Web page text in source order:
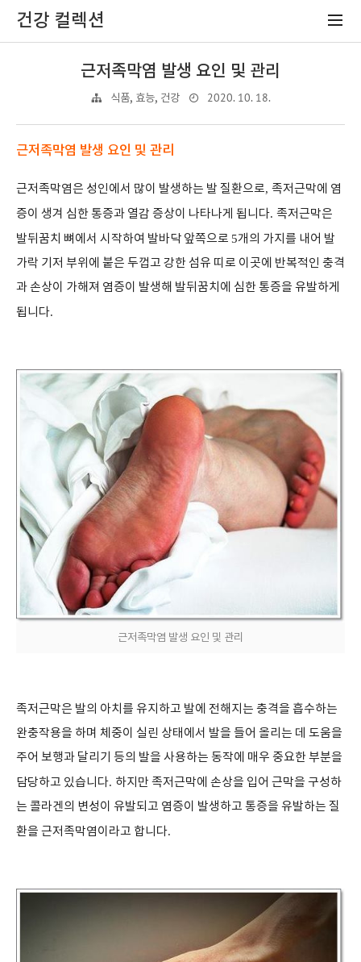
건강 컬렉션
근저족막염 발생 요인 및 관리
식품, 효능, 건강 2020. 10. 18.
근저족막염 발생 요인 및 관리
근저족막염은 성인에서 많이 발생하는 발 질환으로, 족저근막에 염
증이 생겨 심한 통증과 열감 증상이 나타나게 됩니다. 족저근막은
발뒤꿈치 뼈에서 시작하여 발바닥 앞쪽으로 5개의 가지를 내어 발
가락 기저 부위에 붙은 두껍고 강한 섬유 띠로 이곳에 반복적인 충격
과 손상이 가해져 염증이 발생해 발뒤꿈치에 심한 통증을 유발하게
됩니다.
근저족막염 발생 요인 및 관리
족저근막은 발의 아치를 유지하고 발에 전해지는 충격을 흡수하는
완충작용을 하며 체중이 실린 상태에서 발을 들어 올리는 데 도움을
주어 보행과 달리기 등의 발을 사용하는 동작에 매우 중요한 부분을
담당하고 있습니다. 하지만 족저근막에 손상을 입어 근막을 구성하
는 콜라겐의 변성이 유발되고 염증이 발생하고 통증을 유발하는 질
환을 근저족막염이라고 합니다.